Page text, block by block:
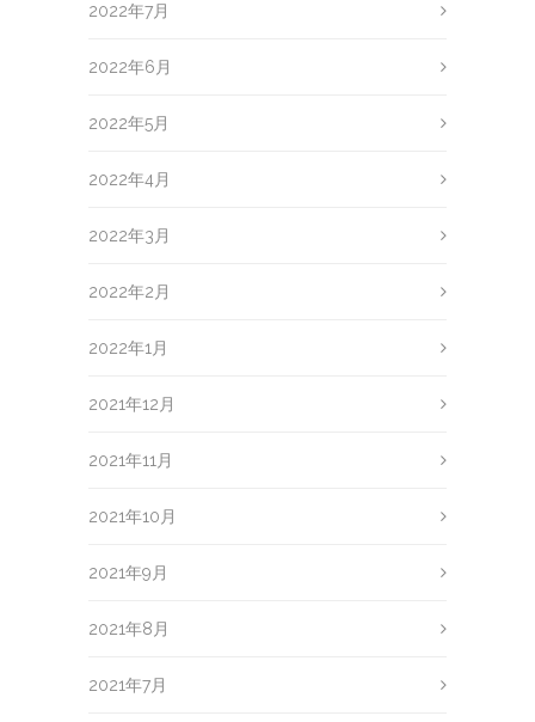
2022年7月
2022年6月
2022年5月
2022年4月
2022年3月
2022年2月
2022年1月
2021年12月
2021年11月
2021年10月
2021年9月
2021年8月
2021年7月